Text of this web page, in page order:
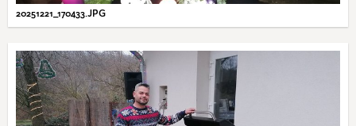
20251221_170433.JPG